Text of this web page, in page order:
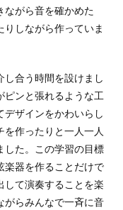
ながら音を確かめた
りしながら作っていま
合う時間を設けまし
ピンと張れるような工
デザインをかわいらし
を作ったりと一人一人
した。この学習の目標
楽器を作ることだけで
して演奏することを楽
がらみんなで一斉に音